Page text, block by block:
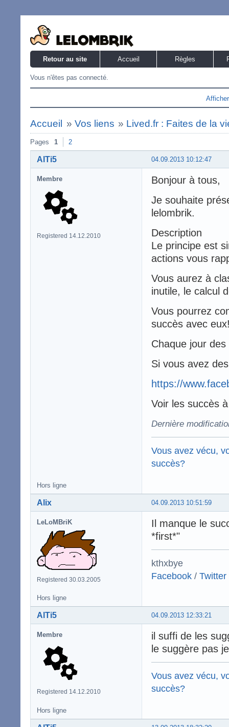
Retour au site Accueil Règles
Vous n'êtes pas connecté.
Accueil » Vos liens » Lived.fr : Faites de la
Pages 1 2
04.09.2013 10:12:47
AlTi5
Membre
Registered 14.12.2010
Bonjour à tous,
Je souhaite
lelombrik.
Description
Le principe est
actions vous
Vous aurez à
inutile, le calcul
Vous pourrez
succès avec
Chaque jour
Si vous avez
https://
Voir les succès
Dernière
Vous avez vécu,
succès?
Hors ligne
04.09.2013 10:51:59
Alix
LeLoMBriK
Registered 30.03.2005
Il manque le
*first*"
kthxbye
Facebook / Twitter
Hors ligne
04.09.2013 12:33:21
AlTi5
Membre
Registered 14.12.2010
il suffi de les
le suggère pas
Vous avez vécu,
succès?
Hors ligne